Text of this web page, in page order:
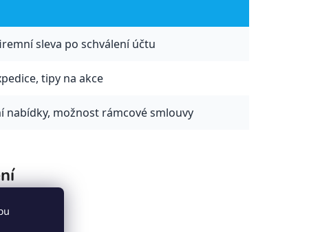
sleva po schválení účtu
tipy na akce
nabídky, možnost rámcové smlouvy